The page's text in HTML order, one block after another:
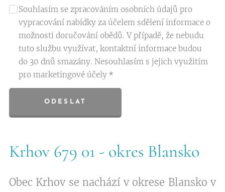
Souhlasím se zpracováním osobních údajů pro
vypracování nabídky za účelem sdělení informace o
možnosti doručování obědů. V případě, že nebudu
tuto službu využívat, kontaktní informace budou
do 30 dnů smazány. Nesouhlasím s jejich využitím
pro marketingové účely
ODESLAT
Krhov 679 01 - okres Blansko
Obec Krhov se nachází v okrese Blansko v